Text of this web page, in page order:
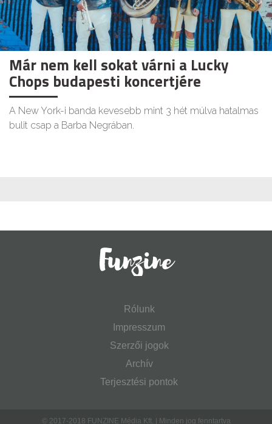
Már nem kell sokat várni a Lucky
Chops budapesti koncertjére
A New York-i banda kevesebb mint 3 hét múlva hatalmas
bulit csap a Barba Negrában.
Rólunk
Impresszum
Szerzői jogok
Archív
Terjesztési pontok
© 2017-2018 FUNZINE Média Kft. | Minden jog fenntartva